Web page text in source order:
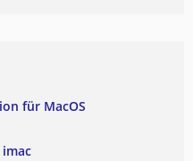
für MacOS